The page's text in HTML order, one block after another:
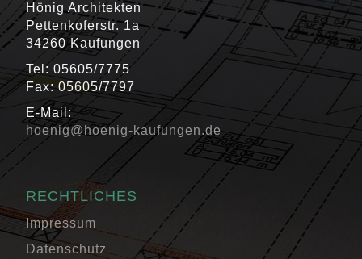
Hönig Architekten
Pettenkoferstr. 1a
34260 Kaufungen
Tel: 05605/7775
Fax: 05605/7797
E-Mail:
hoenig@hoenig-kaufungen.de
RECHTLICHES
Impressum
Datenschutz